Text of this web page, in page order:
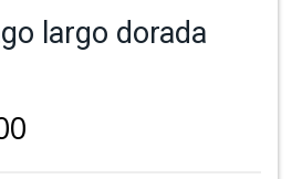
largo dorada